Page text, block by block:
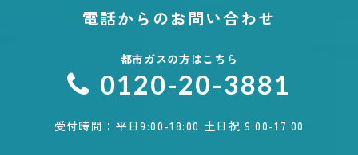
電話からのお問い合わせ
都市ガスの方はこちら
0120-20-3881
受付時間：平日9:00-18:00 土日祝 9:00-17:00